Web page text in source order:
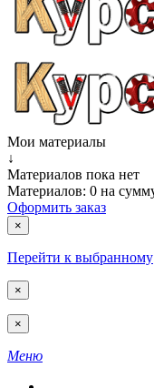
Мои материалы
↓
Материалов пока нет
Материалов: 0 на
Оформить заказ
×
Перейти к выбранному
×
×
Меню